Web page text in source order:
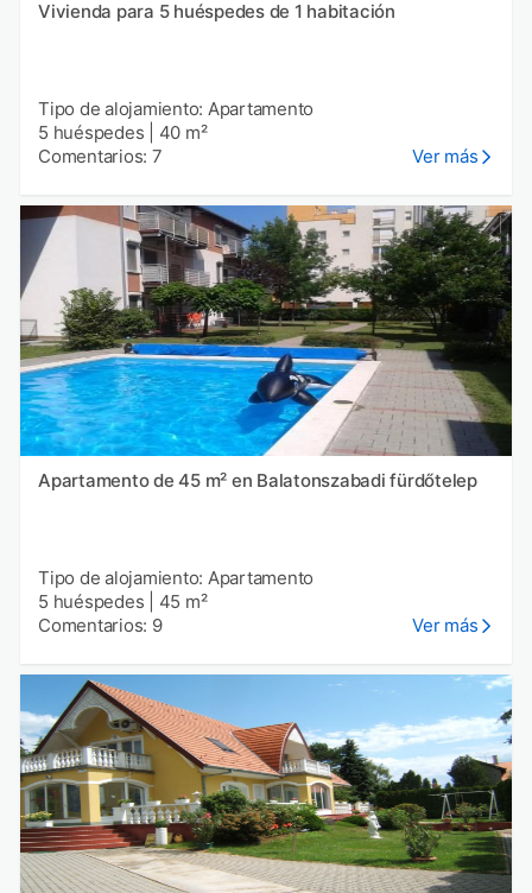
Vivienda para 5 huéspedes de 1 habitación
Tipo de alojamiento: Apartamento
5 huéspedes
40 m²
Comentarios: 7
Ver más
Apartamento de 45 m² en Balatonszabadi fürdőtelep
Tipo de alojamiento: Apartamento
5 huéspedes
45 m²
Comentarios: 9
Ver más